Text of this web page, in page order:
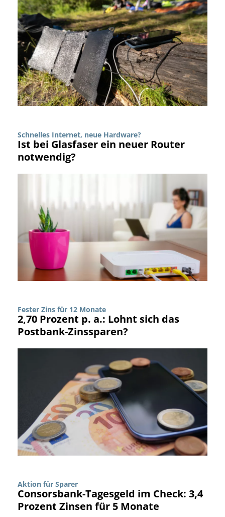
Schnelles Internet, neue Hardware?
Ist bei Glasfaser ein neuer Router
notwendig?
Fester Zins für 12 Monate
2,70 Prozent p. a.: Lohnt sich das
Postbank-Zinssparen?
Aktion für Sparer
Consorsbank-Tagesgeld im Check: 3,4
Prozent Zinsen für 5 Monate